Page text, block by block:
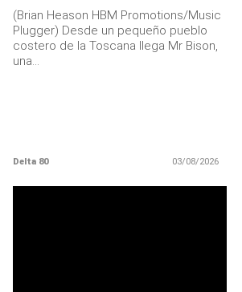
(Brian Heason HBM Promotions/Music
Plugger) Desde un pequeño pueblo
costero de la Toscana llega Mr Bison,
una...
Delta 80 03/08/2026